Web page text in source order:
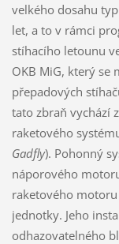
velkého dosahu
let, a to v rámci
stíhacího letounu
OKB MiG, který se
přepadových
tato zbraň vychází
raketového
Gadfly). Pohonný
náporového
raketového motoru
jednotky. Jeho
odhazovatelného